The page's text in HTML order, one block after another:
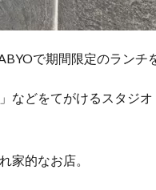
で期間限定のランチ
などをてがけるスタジ
家的なお店。